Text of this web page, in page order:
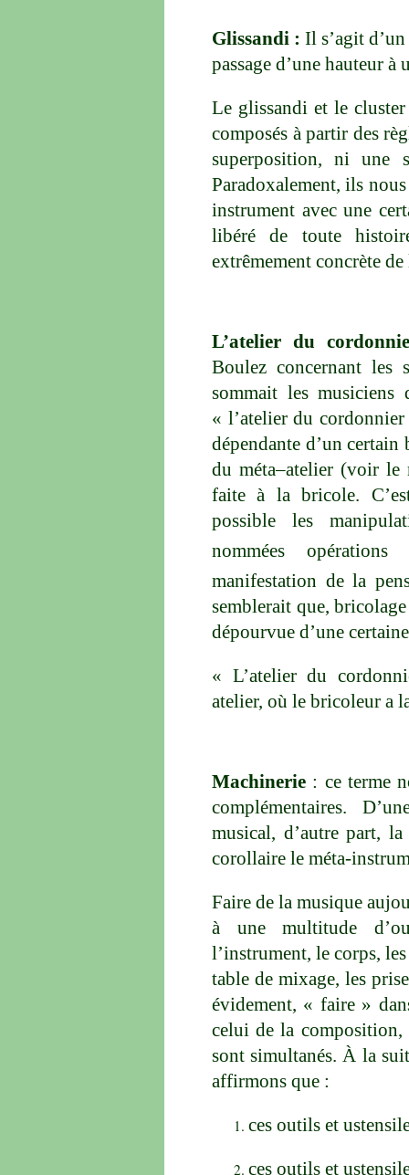
Glissandi : Il s’agit
passage d’une hauteur
Le glissandi et le cluster
composés à partir des
superposition, ni une
Paradoxalement, ils
instrument avec une
libéré de toute
extrêmement concrète
L’atelier du
Boulez concernant les
sommait les musiciens
« l’atelier du
dépendante d’un
du méta–atelier (voir le
faite à la bricole.
possible les
nommées opérations
manifestation de la
semblerait que,
dépourvue d’une
« L’atelier du
atelier, où le bricoleur a
Machinerie : ce terme
complémentaires.
musical, d’autre part,
corollaire le méta-
Faire de la musique
à une multitude
l’instrument, le corps,
table de mixage, les
évidement, « faire »
celui de la
sont simultanés. À la
affirmons que :
ces outils et
ces outils et